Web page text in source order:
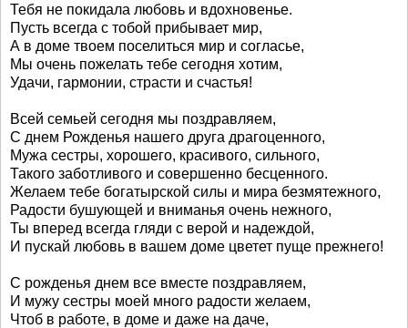
Тебя не покидала любовь и вдохновенье.
Пусть всегда с тобой прибывает мир,
А в доме твоем поселиться мир и согласье,
Мы очень пожелать тебе сегодня хотим,
Удачи, гармонии, страсти и счастья!
Всей семьей сегодня мы поздравляем,
С днем Рожденья нашего друга драгоценного,
Мужа сестры, хорошего, красивого, сильного,
Такого заботливого и совершенно бесценного.
Желаем тебе богатырской силы и мира безмятежного,
Радости бушующей и вниманья очень нежного,
Ты вперед всегда гляди с верой и надеждой,
И пускай любовь в вашем доме цветет пуще прежнего!
С рожденья днем все вместе поздравляем,
И мужу сестры моей много радости желаем,
Чтоб в работе, в доме и даже на даче,